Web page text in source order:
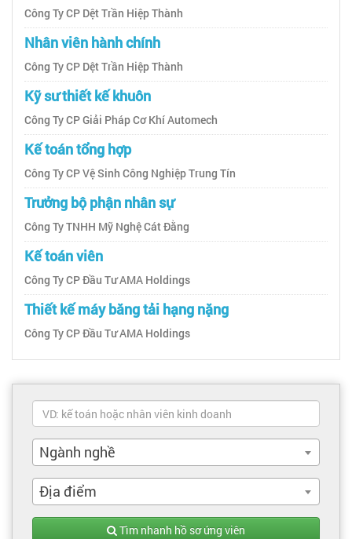
Công Ty CP Dệt Trần Hiệp Thành
Nhân viên hành chính
Công Ty CP Dệt Trần Hiệp Thành
Kỹ sư thiết kế khuôn
Công Ty CP Giải Pháp Cơ Khí Automech
Kế toán tổng hợp
Công Ty CP Vệ Sinh Công Nghiệp Trung Tín
Trưởng bộ phận nhân sự
Công Ty TNHH Mỹ Nghệ Cát Đằng
Kế toán viên
Công Ty CP Đầu Tư AMA Holdings
Thiết kế máy băng tải hạng nặng
Công Ty CP Đầu Tư AMA Holdings
Ngành nghề
Địa điểm
Tìm nhanh hồ sơ ứng viên